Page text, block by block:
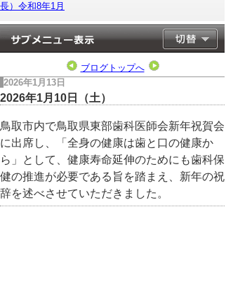
長）令和8年1月
ブログトップへ
2026年1月13日
2026年1月10日（土）
鳥取市内で鳥取県東部歯科医師会新年祝賀会
に出席し、「全身の健康は歯と口の健康か
ら」として、健康寿命延伸のためにも歯科保
健の推進が必要である旨を踏まえ、新年の祝
辞を述べさせていただきました。